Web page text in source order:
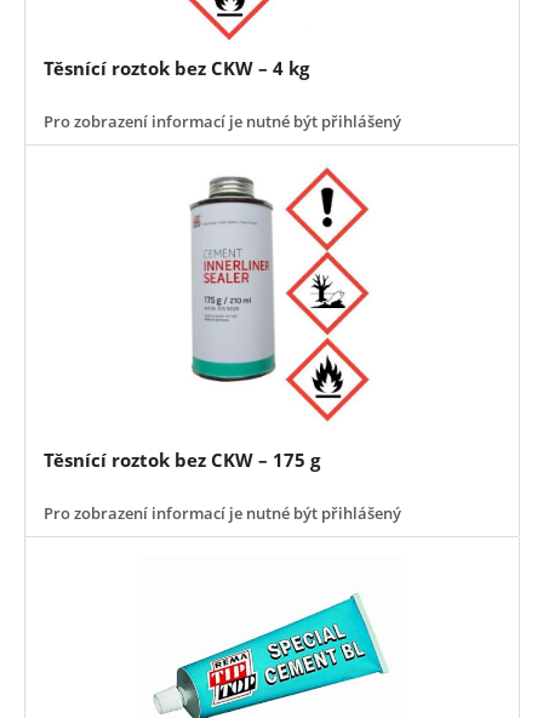
Těsnící roztok bez CKW – 4 kg
Pro zobrazení informací je nutné být přihlášený
Těsnící roztok bez CKW – 175 g
Pro zobrazení informací je nutné být přihlášený